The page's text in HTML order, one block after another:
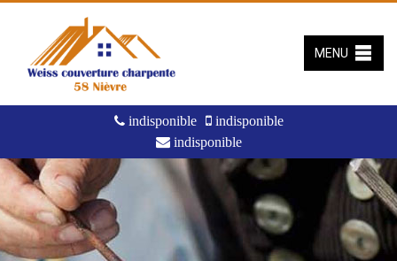
indisponible
indisponible
indisponible
MENU